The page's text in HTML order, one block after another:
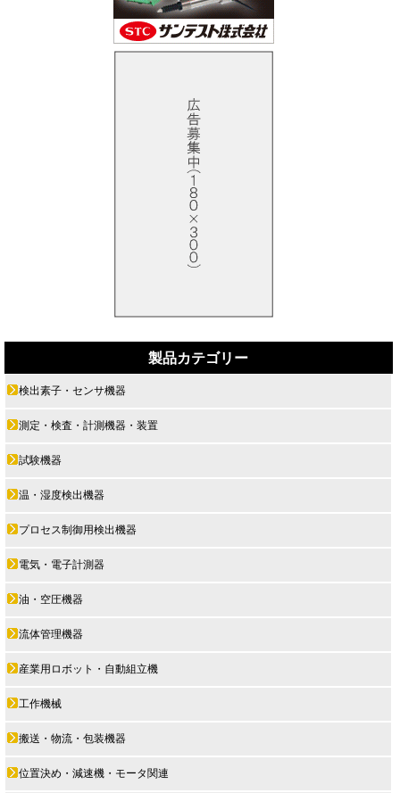
製品カテゴリー
検出素子・センサ機器
測定・検査・計測機器・装置
試験機器
温・湿度検出機器
プロセス制御用検出機器
電気・電子計測器
油・空圧機器
流体管理機器
産業用ロボット・自動組立機
工作機械
搬送・物流・包装機器
位置決め・減速機・モータ関連